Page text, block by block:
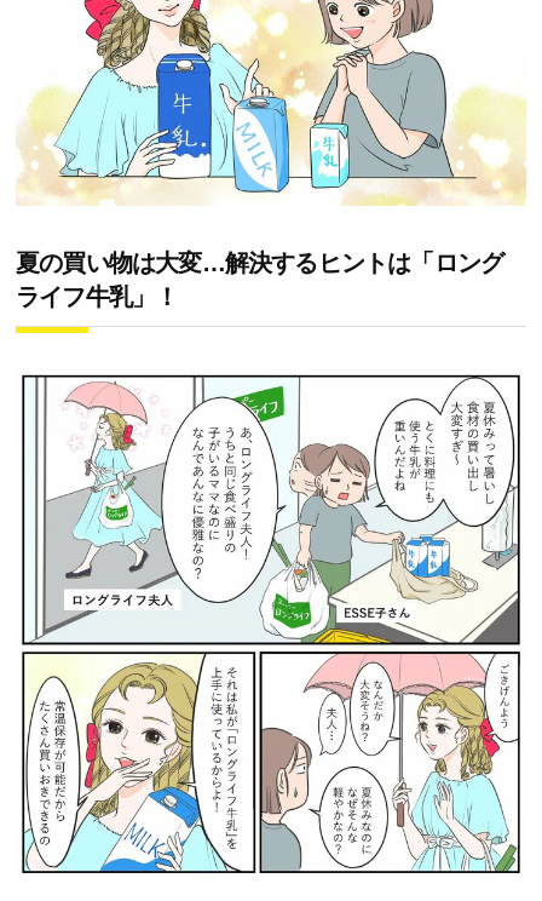
夏の買い物は大変…解決するヒントは「ロング
ライフ牛乳」！